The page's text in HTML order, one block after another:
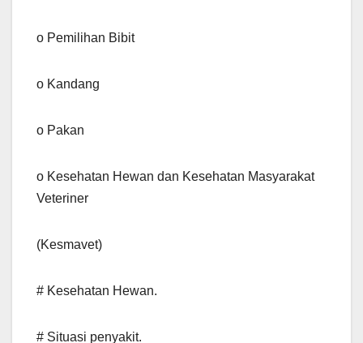
o Pemilihan Bibit
o Kandang
o Pakan
o Kesehatan Hewan dan Kesehatan Masyarakat
Veteriner
(Kesmavet)
# Kesehatan Hewan.
# Situasi penyakit.